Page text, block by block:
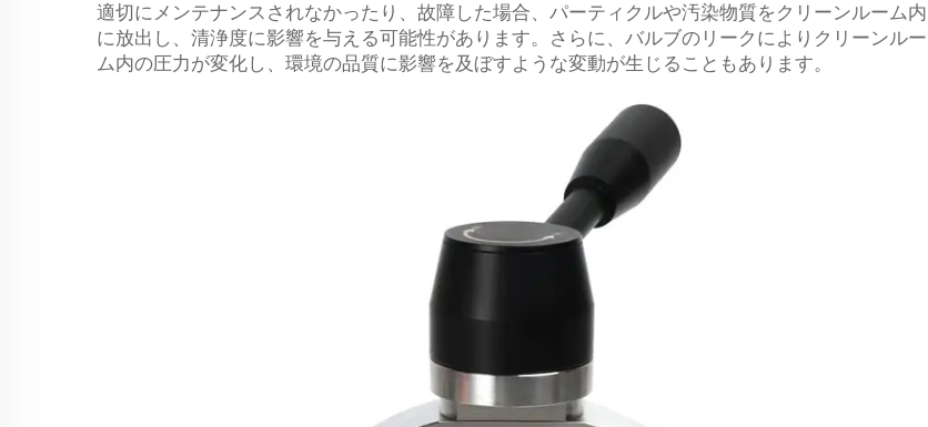
適切にメンテナンスされなかったり、故障した場合、パーティクルや汚染物質をクリーンルーム内
に放出し、清浄度に影響を与える可能性があります。さらに、バルブのリークによりクリーンルー
ム内の圧力が変化し、環境の品質に影響を及ぼすような変動が生じることもあります。